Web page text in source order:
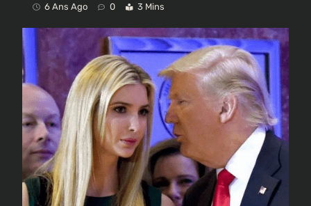
6 Ans Ago 0 3 Mins